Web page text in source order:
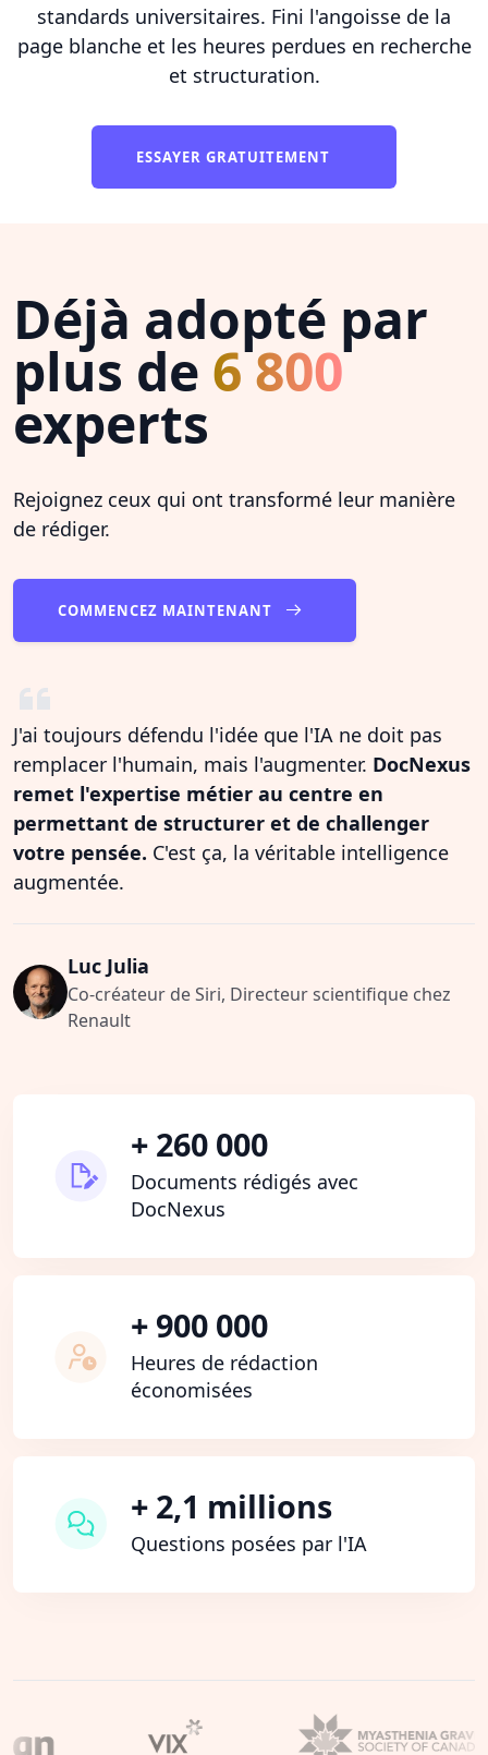
standards universitaires. Fini l'angoisse de la
page blanche et les heures perdues en recherche
et structuration.
ESSAYER GRATUITEMENT
Déjà adopté par
plus de 6 800
experts
Rejoignez ceux qui ont transformé leur manière
de rédiger.
COMMENCEZ MAINTENANT
J'ai toujours défendu l'idée que l'IA ne doit pas
remplacer l'humain, mais l'augmenter. DocNexus
remet l'expertise métier au centre en
permettant de structurer et de challenger
votre pensée. C'est ça, la véritable intelligence
augmentée.
Luc Julia
Co-créateur de Siri, Directeur scientifique chez
Renault
+ 260 000
Documents rédigés avec
DocNexus
+ 900 000
Heures de rédaction
économisées
+ 2,1 millions
Questions posées par l'IA